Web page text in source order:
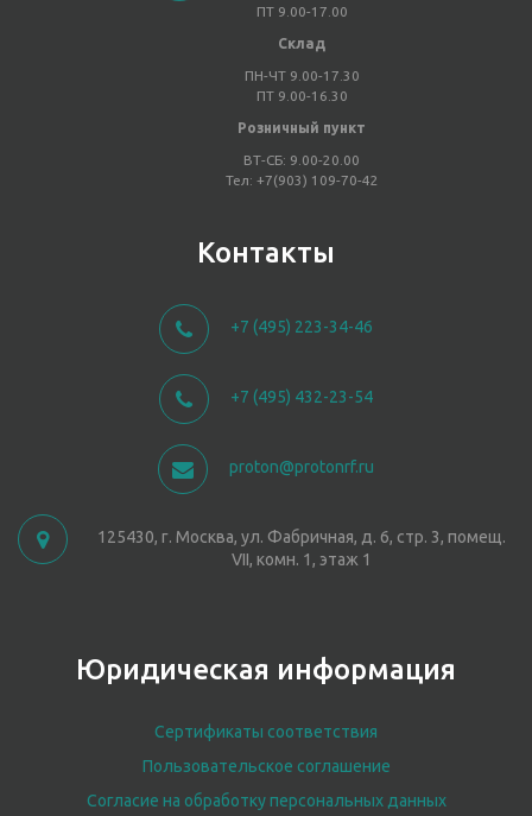
ПТ 9.00-17.00
Склад
ПН-ЧТ 9.00-17.30
ПТ 9.00-16.30
Розничный пункт
ВТ-СБ: 9.00-20.00
Тел: +7(903) 109-70-42
Контакты
+7 (495) 223-34-46
+7 (495) 432-23-54
proton@protonrf.ru
125430, г. Москва, ул. Фабричная, д. 6, стр. 3, помещ.
VII, комн. 1, этаж 1
Юридическая информация
Сертификаты соответствия
Пользовательское соглашение
Согласие на обработку персональных данных